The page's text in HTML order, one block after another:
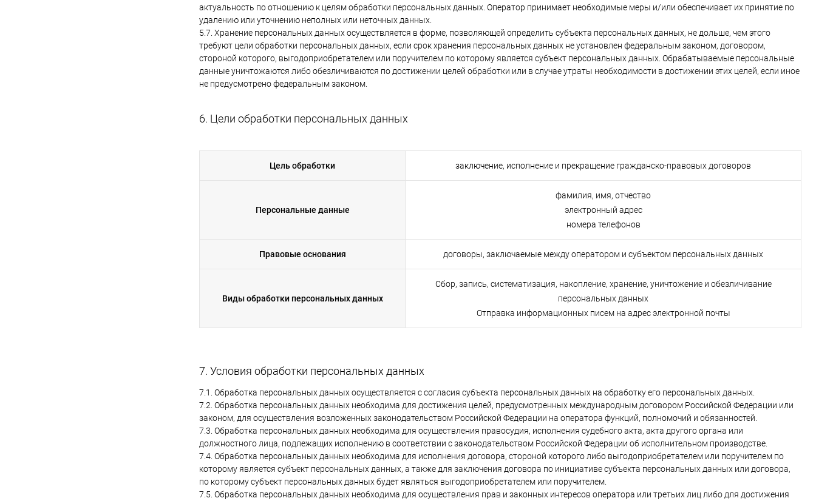
актуальность по отношению к целям обработки персональных данных. Оператор принимает необходимые меры и/или обеспечивает их принятие по
удалению или уточнению неполных или неточных данных.
5.7. Хранение персональных данных осуществляется в форме, позволяющей определить субъекта персональных данных, не дольше, чем этого
требуют цели обработки персональных данных, если срок хранения персональных данных не установлен федеральным законом, договором,
стороной которого, выгодоприобретателем или поручителем по которому является субъект персональных данных. Обрабатываемые персональные
данные уничтожаются либо обезличиваются по достижении целей обработки или в случае утраты необходимости в достижении этих целей, если иное
не предусмотрено федеральным законом.
6. Цели обработки персональных данных
Цель обработки заключение, исполнение и прекращение гражданско-правовых договоров
Персональные данные
фамилия, имя, отчество
электронный адрес
номера телефонов
Правовые основания договоры, заключаемые между оператором и субъектом персональных данных
Виды обработки персональных данных
Сбор, запись, систематизация, накопление, хранение, уничтожение и обезличивание
персональных данных
Отправка информационных писем на адрес электронной почты
7. Условия обработки персональных данных
7.1. Обработка персональных данных осуществляется с согласия субъекта персональных данных на обработку его персональных данных.
7.2. Обработка персональных данных необходима для достижения целей, предусмотренных международным договором Российской Федерации или
законом, для осуществления возложенных законодательством Российской Федерации на оператора функций, полномочий и обязанностей.
7.3. Обработка персональных данных необходима для осуществления правосудия, исполнения судебного акта, акта другого органа или
должностного лица, подлежащих исполнению в соответствии с законодательством Российской Федерации об исполнительном производстве.
7.4. Обработка персональных данных необходима для исполнения договора, стороной которого либо выгодоприобретателем или поручителем по
которому является субъект персональных данных, а также для заключения договора по инициативе субъекта персональных данных или договора,
по которому субъект персональных данных будет являться выгодоприобретателем или поручителем.
7.5. Обработка персональных данных необходима для осуществления прав и законных интересов оператора или третьих лиц либо для достижения